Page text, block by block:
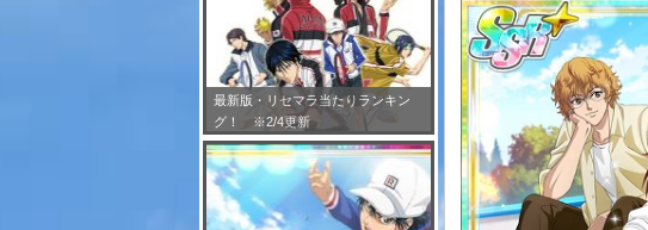
最新版・リセマラ当たりランキン
グ！ ※2/4更新